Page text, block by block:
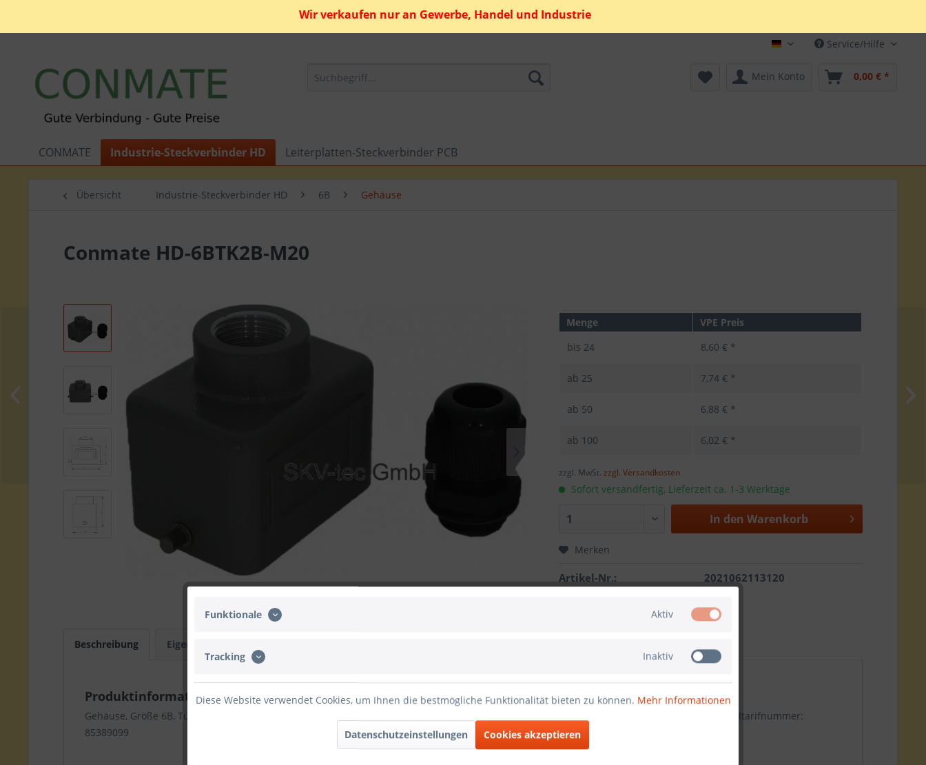
Wir verkaufen nur an Gewerbe, Handel und Industrie
Deutsch Service/Hilfe
Mein Konto 0,00 € *
CONMATE Industrie-Steckverbinder HD Leiterplatten-Steckverbinder PCB
Übersicht Industrie-Steckverbinder HD 6B Gehäuse
Conmate HD-6BTK2B-M20
Menge
VPE Preis
bis 24 8,60 € *
ab 25 7,74 € *
ab 50 6,88 € *
ab 100 6,02 € *
zzgl. MwSt.zzgl. Versandkosten
Sofort versandfertig, Lieferzeit ca. 1-3 Werktage
In den Warenkorb
Merken
Artikel-Nr.: 2021062113120
Beschreibung Eigenschaften
Produktinformationen "Conmate HD-6BTK2B-M20"
Gehäuse, Größe 6B, Tüllengehäuse mit geradem Kabelabgang, normale Bauhöhe, 2 Verriegelungspunkte für Längsbügel, Gewinde: 1xM20 Zolltarifnummer:
85389099
Funktionale Aktiv
Tracking Inaktiv
Diese Website verwendet Cookies, um Ihnen die bestmögliche Funktionalität bieten zu können. Mehr Informationen
Datenschutzeinstellungen Cookies akzeptieren